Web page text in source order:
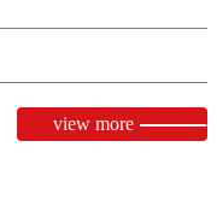
view more